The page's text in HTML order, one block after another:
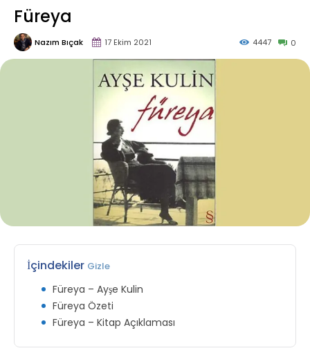
Füreya
Nazım Bıçak 17 Ekim 2021 0
4447
İçindekiler Gizle
Füreya – Ayşe Kulin
Füreya Özeti
Füreya – Kitap Açıklaması